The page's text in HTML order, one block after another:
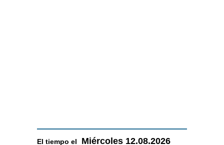
El tiempo el Miércoles 12.08.2026